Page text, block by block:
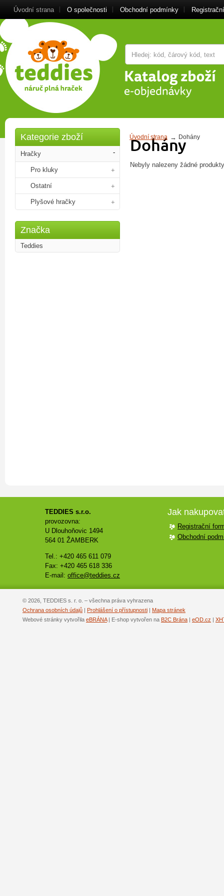
Úvodní strana O společnosti Obchodní podmínky
Úvodní strana Dohány
Dohány
Nebyly nalezeny žádné
Kategorie zboží
Hračky
Pro kluky
Ostatní
Plyšové hračky
Značka
Teddies
TEDDIES s.r.o.
provozovna:
U Dlouhoňovic 1494
564 01 ŽAMBERK
Tel.: +420 465 611 079
Fax: +420 465 618 336
E-mail: office@teddies.cz
Jak
Registrační
Obchodní
© 2026, TEDDIES s. r. o. – všechna práva vyhrazena
Ochrana osobních údajů | Prohlášení o přístupnosti | Mapa stránek
Webové stránky vytvořila eBRÁNA| E-shop vytvořen na B2C Brána | eOD.cz |